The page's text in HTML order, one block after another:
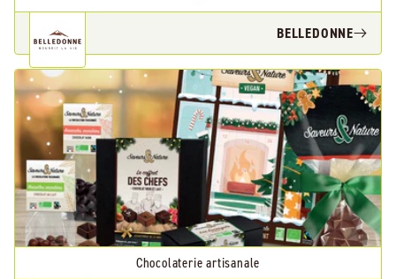
BELLEDONNE
Chocolaterie artisanale